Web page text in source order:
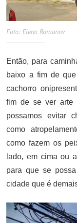
Foto: Elena Romanov
Então, para
baixo a fim de
cachorro
fim de se ver arte
possamos evitar
como
como fazem os
lado, em cima ou
para que se
cidade que é